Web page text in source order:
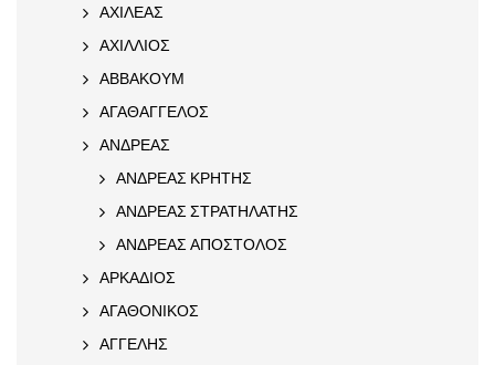
ΑΧΙΛΕΑΣ
ΑΧΙΛΛΙΟΣ
ΑΒΒΑΚΟΥΜ
ΑΓΑΘΑΓΓΕΛΟΣ
ΑΝΔΡΕΑΣ
ΑΝΔΡΕΑΣ ΚΡΗΤΗΣ
ΑΝΔΡΕΑΣ ΣΤΡΑΤΗΛΑΤΗΣ
ΑΝΔΡΕΑΣ ΑΠΟΣΤΟΛΟΣ
ΑΡΚΑΔΙΟΣ
ΑΓΑΘΟΝΙΚΟΣ
ΑΓΓΕΛΗΣ